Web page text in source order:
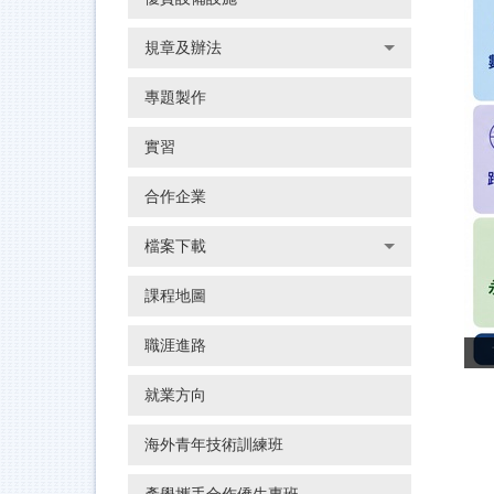
規章及辦法
專題製作
實習
合作企業
檔案下載
課程地圖
職涯進路
就業方向
海外青年技術訓練班